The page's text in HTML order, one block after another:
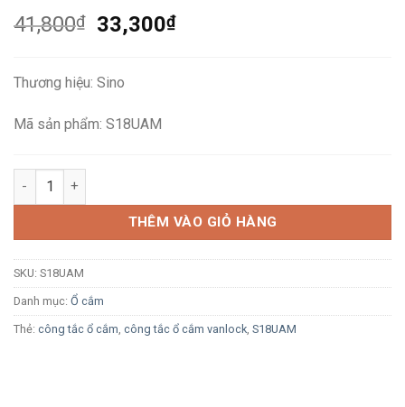
41,800₫
Giá
41,800₫.
33,300₫Giá
Thương hiệu: Sino
Mã sản phẩm: S18UAM
Ổ cắm đa năng Sino S18UAM có màn che số lượng
THÊM VÀO GIỎ HÀNG
SKU: S18UAM
Danh mục: Ổ cắm
Thẻ: công tắc ổ cắm công tắc ổ cắm vanlock S18UAM